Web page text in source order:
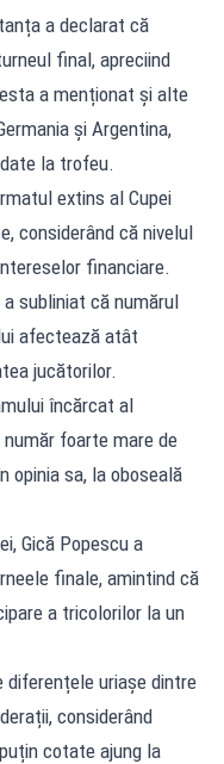
a declarat că
final, apreciind
a menționat și alte
și Argentina,
la trofeu.
extins al Cupei
considerând că nivelul
financiare.
subliniat că numărul
afectează atât
jucătorilor.
încărcat al
foarte mare de
opinia sa, la oboseală
Gică Popescu a
finale, amintind că
a tricolorilor la un
diferențele uriașe dintre
considerând
cotate ajung la